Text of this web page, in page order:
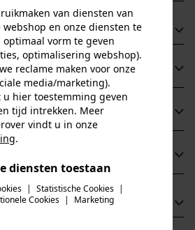
vraat beschermd
geen beschadiging van de
(PDF)
van diensten van
en onze diensten te
vorm te geven
optimalisering webshop).
reclame maken voor onze
media/marketing).
u hier toestemming geven
tijd intrekken. Meer
vindt u in onze
.
diensten toestaan
| Statistische Cookies |
Cookies |
Marketing
opgetreden. Gelieve
te proberen.